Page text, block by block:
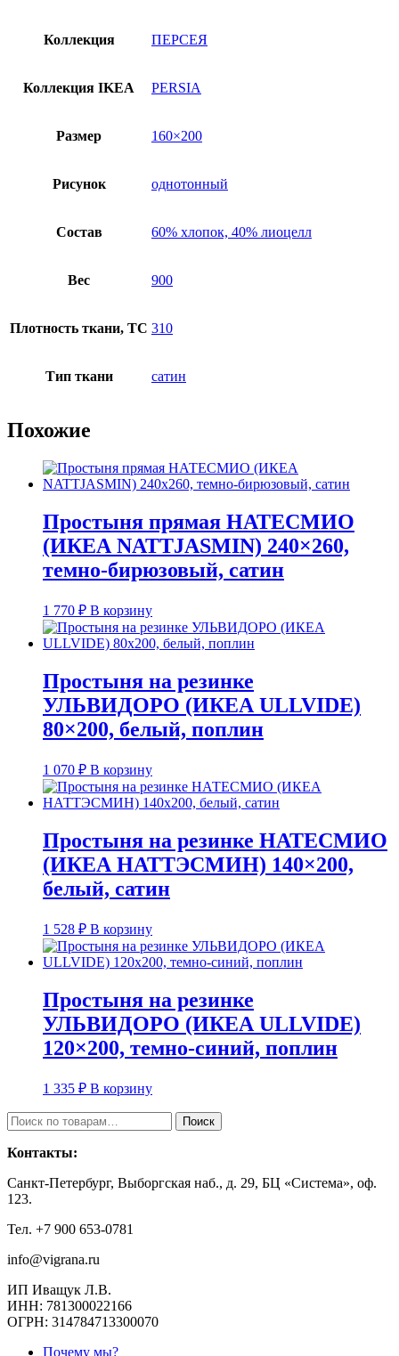
Коллекция ПЕРСЕЯ
Коллекция IKEA PERSIA
Размер 160×200
Рисунок однотонный
Состав 60% хлопок, 40% лиоцелл
Вес 900
Плотность ткани, TC 310
Тип ткани сатин
Похожие
Простыня прямая НАТЕСМИО
(ИКЕА NATTJASMIN) 240×260,
темно-бирюзовый, сатин
1 770 ₽ В корзину
Простыня на резинке
УЛЬВИДОРО (ИКЕА ULLVIDE)
80×200, белый, поплин
1 070 ₽ В корзину
Простыня на резинке НАТЕСМИО
(ИКЕА НАТТЭСМИН) 140×200,
белый, сатин
1 528 ₽ В корзину
Простыня на резинке
УЛЬВИДОРО (ИКЕА ULLVIDE)
120×200, темно-синий, поплин
1 335 ₽ В корзину
Искать:
Поиск
Контакты:
Санкт-Петербург, Выборгская наб., д. 29, БЦ «Система», оф.
123.
Тел. +7 900 653-0781
info@vigrana.ru
ИП Иващук Л.В.
ИНН: 781300022166
ОГРН: 314784713300070
Почему мы?